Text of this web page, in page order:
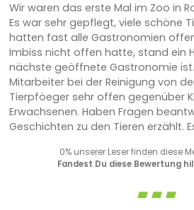
Wir waren das erste Mal im Zoo in
Es war sehr gepflegt, viele schöne
hatten fast alle Gastronomien
Imbiss nicht offen hatte, stand ein
nächste geöffnete Gastronomie
Mitarbeiter bei der Reinigung von
Tierpföeger sehr offen gegenüber
Erwachsenen. Haben Fragen
Geschichten zu den Tieren erzählt.
0% unserer Leser finden diese
Fandest Du diese Bewertung